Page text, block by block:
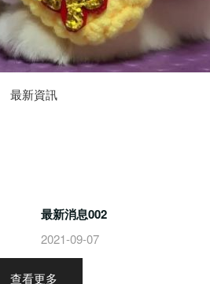
最新資訊
最新消息002
2021-09-07
查看更多